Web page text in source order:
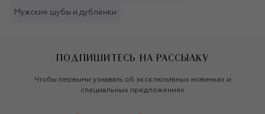
Мужские шубы и дублёнки
ПОДПИШИТЕСЬ НА РАССЫЛКУ
Чтобы первыми узнавать об эксклюзивных новинках и
специальных предложениях